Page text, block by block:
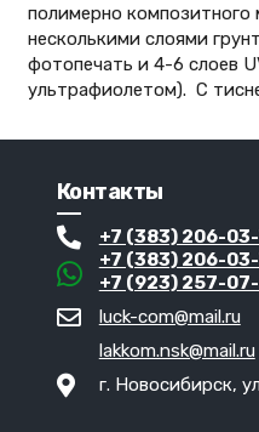
полимерно композитного
несколькими слоями
фотопечать и 4-6 слоев
ультрафиолетом). С
Контакты
+7 (383) 206-
+7 (383) 206-
+7 (923) 257-
luck-com@mail.ru
lakkom.nsk@mail.ru
г. Новосибирск,